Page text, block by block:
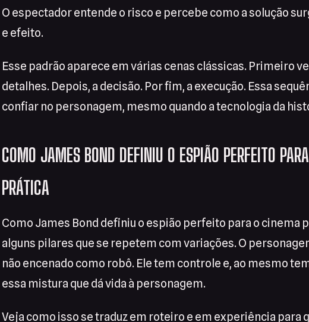
O espectador entende o risco e percebe como a solução
e efeito.
Esse padrão aparece em várias cenas clássicas. Primeiro
detalhes. Depois, a decisão. Por fim, a execução. Essa
confiar no personagem, mesmo quando a tecnologia da
COMO JAMES BOND DEFINIU O ESPIÃO PERFEITO
PRÁTICA
Como James Bond definiu o espião perfeito para o cinema
alguns pilares que se repetem com variações. O
não encenado como robô. Ele tem controle e, ao mesmo
essa mistura que dá vida à personagem.
Veja como isso se traduz em roteiro e em experiência para